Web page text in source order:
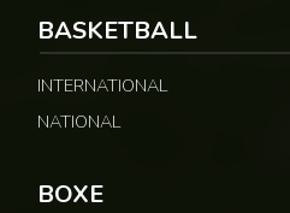
BASKETBALL
INTERNATIONAL
NATIONAL
BOXE